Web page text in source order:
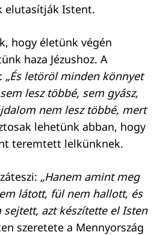
elutasítják Istent.
hogy életünk végén
haza Jézushoz. A
„És letöröl minden könnyet
lesz többé, sem gyász,
nem lesz többé, mert
lehetünk abban, hogy
teremtett lelkünknek.
„Hanem amint meg
látott, fül nem hallott, és
azt készítette el Isten
szeretete a Mennyország